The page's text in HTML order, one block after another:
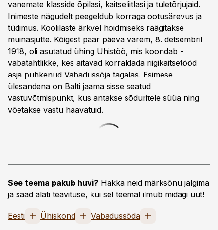
vanemate klasside õpilasi, kaitse­liitlasi ja tuletõrjujaid.
Inimeste nägudelt peegeldub korraga ootus­ärevus ja
tüdimus. Koolilaste ärkvel hoidmiseks räägitakse
muinasjutte. Kõigest paar päeva varem, 8. detsembril
1918, oli asutatud ühing Ühistöö, mis koondab ­
vabatahtlikke, kes aitavad korraldada riigikaitse­tööd
äsja puhkenud Vabadus­sõja tagalas. Esimese
ülesandena on Balti jaama sisse seatud
vastuvõtmispunkt, kus antakse sõduritele süüa ning
võetakse vastu haavatuid.
See teema pakub huvi? Hakka neid märksõnu jälgima
ja saad alati teavituse, kui sel teemal ilmub midagi uut!
Eesti Ühiskond Vabadussõda